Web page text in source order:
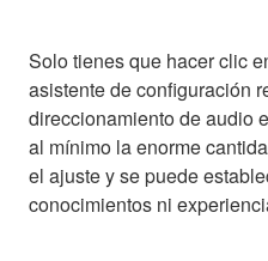
Solo tienes que hacer clic
asistente de configuración
direccionamiento de audio
al mínimo la enorme
el ajuste y se puede
conocimientos ni